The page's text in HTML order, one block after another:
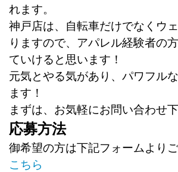
れます。
神戸店は、自転車だけでなくウ
りますので、アパレル経験者の
ていけると思います！
元気とやる気があり、パワフル
ます！
まずは、お気軽にお問い合わせ
応募方法
御希望の方は下記フォームより
こちら